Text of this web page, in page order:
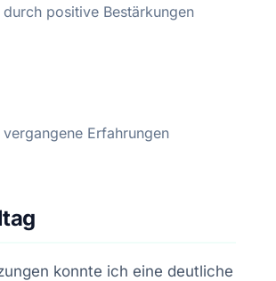
positive Bestärkungen
Erfahrungen
konnte ich eine deutliche